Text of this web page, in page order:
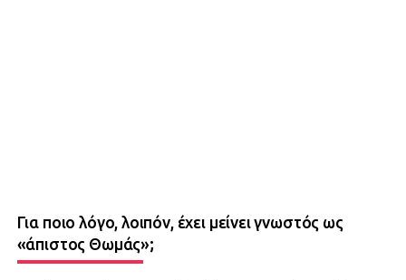
Για ποιο λόγο, λοιπόν, έχει μείνει γνωστός ως
«άπιστος Θωμάς»;